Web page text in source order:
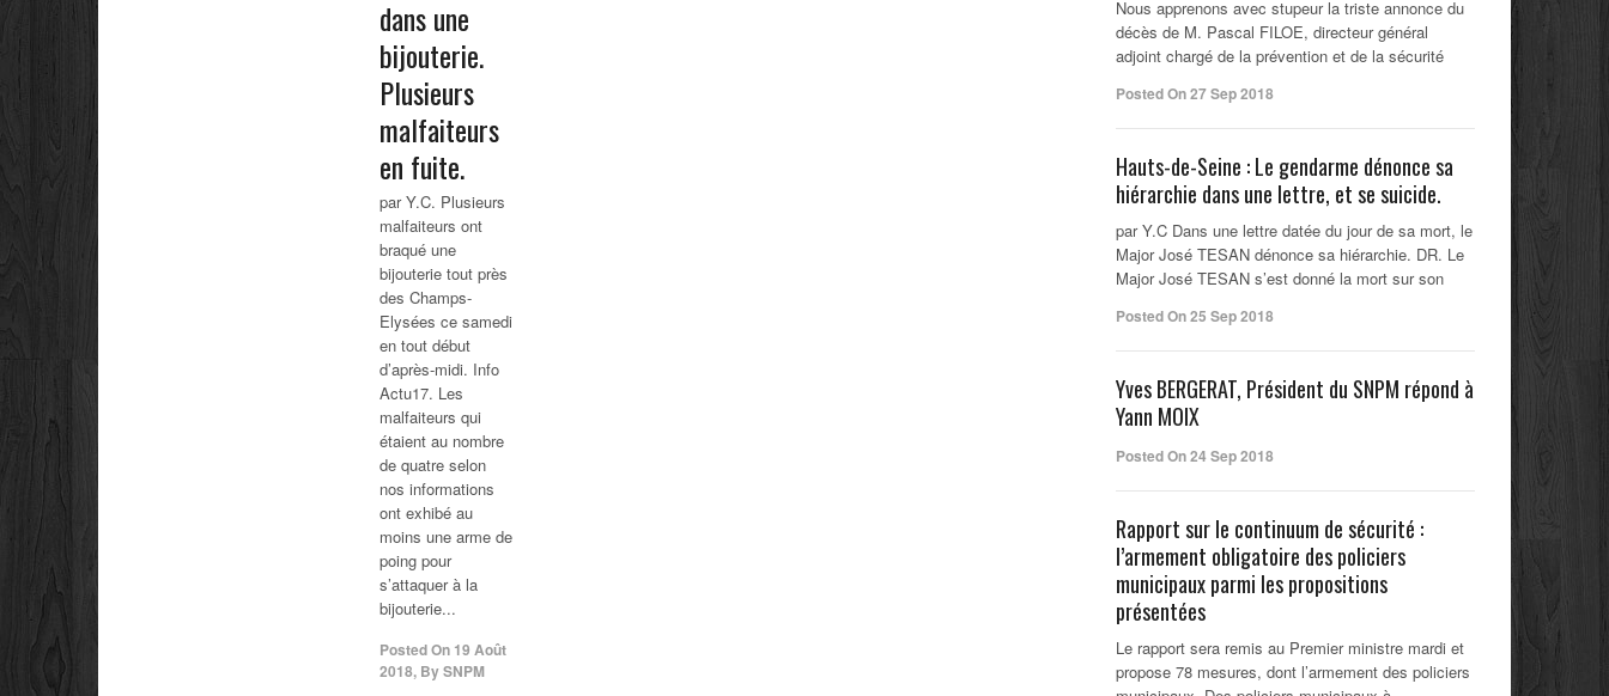
dans une
bijouterie.
Plusieurs
malfaiteurs
en fuite.
par Y.C. Plusieurs
malfaiteurs ont
braqué une
bijouterie tout près
des Champs-
Elysées ce samedi
en tout début
d’après-midi. Info
Actu17. Les
malfaiteurs qui
étaient au nombre
de quatre selon
nos informations
ont exhibé au
moins une arme de
poing pour
s’attaquer à la
bijouterie...
Posted On 19 Août
2018, BySNPM
Nous apprenons avec stupeur la triste annonce du
décès de M. Pascal FILOE, directeur général
adjoint chargé de la prévention et de la sécurité
Posted On 27 Sep 2018
Hauts-de-Seine : Le gendarme dénonce sa
hiérarchie dans une lettre, et se suicide.
par Y.C Dans une lettre datée du jour de sa mort, le
Major José TESAN dénonce sa hiérarchie. DR. Le
Major José TESAN s’est donné la mort sur son
Posted On 25 Sep 2018
Yves BERGERAT, Président du SNPM répond à
Yann MOIX
Posted On 24 Sep 2018
Rapport sur le continuum de sécurité :
l’armement obligatoire des policiers
municipaux parmi les propositions
présentées
Le rapport sera remis au Premier ministre mardi et
propose 78 mesures, dont l’armement des policiers